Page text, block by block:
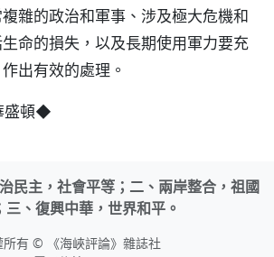
雜的政治和軍事、涉及極大危機和
命的損失，以及長期使用軍力要充
出有效的處理。
盛頓◆
民主，社會平等；二、兩岸整合，祖國
三、復興中華，世界和平。
有 © 《海峽評論》雜誌社